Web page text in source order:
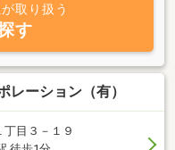
取り扱う
す
ーション（有）
目３－１９